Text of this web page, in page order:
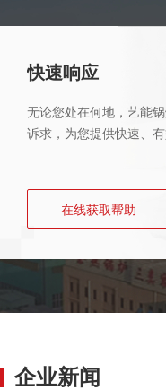
快速响应
无论您处在何地，艺能
诉求，为您提供快速、
在线获取帮助
企业新闻